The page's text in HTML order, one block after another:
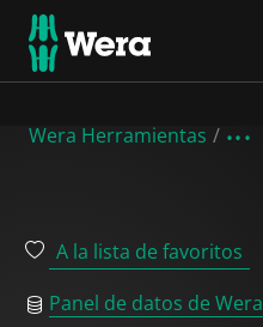
Wera Herramientas
A la lista de favoritos
Panel de datos de Wera